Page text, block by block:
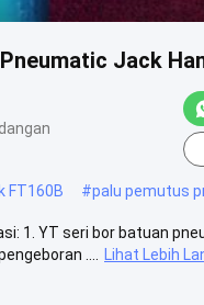
Jack
FT160B #palu pemutus
1. YT seri bor batuan
....
Lihat Lebih